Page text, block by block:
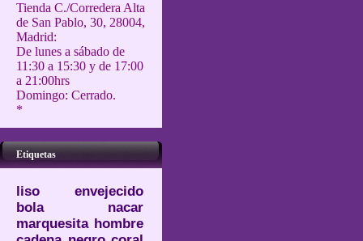
Tienda C./Corredera Alta
de San Pablo, 30, 28004,
Madrid:
De lunes a sábado de
11:30 a 15:30 y de 17:00
a 21:00hrs
Domingo: Cerrado.
*
Etiquetas
liso
envejecido
bola
nacar
marquesita hombre